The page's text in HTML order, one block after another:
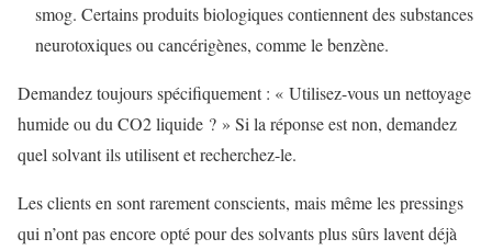
smog. Certains produits biologiques contiennent des substances
neurotoxiques ou cancérigènes, comme le benzène.
Demandez toujours spécifiquement : « Utilisez-vous un nettoyage
humide ou du CO2 liquide ? » Si la réponse est non, demandez
quel solvant ils utilisent et recherchez-le.
Les clients en sont rarement conscients, mais même les pressings
qui n’ont pas encore opté pour des solvants plus sûrs lavent déjà